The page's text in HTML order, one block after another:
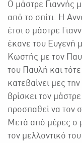
Ο μάστρε Γιαννής
από το σπίτι. Η
έτσι ο μάστρε
έκανε του Ευγενή
Κωστής με τον
του Παυλή και
κατεβαίνει μες
βρίσκει τον
προσπαθεί να τον
Μετά από μέρες ο
τον μελλοντικό